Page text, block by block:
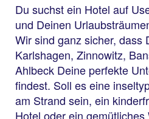
Du suchst ein Hotel auf
und Deinen
Wir sind ganz sicher, dass
Karlshagen, Zinnowitz,
Ahlbeck Deine perfekte
findest. Soll es eine
am Strand sein, ein
Hotel oder ein